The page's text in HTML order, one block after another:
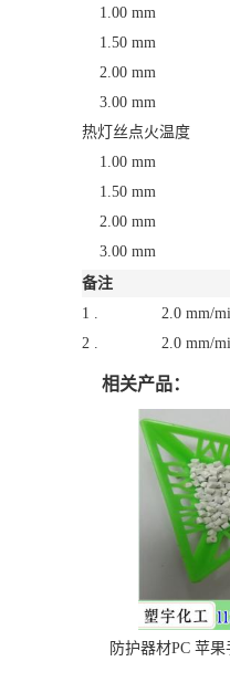
1.00 mm
1.50 mm
2.00 mm
3.00 mm
热灯丝点火温度
1.00 mm
1.50 mm
2.00 mm
3.00 mm
备注
1 .
2.0 mm/
2 .
2.0 mm/
相关产品：
防护器材PC 苹